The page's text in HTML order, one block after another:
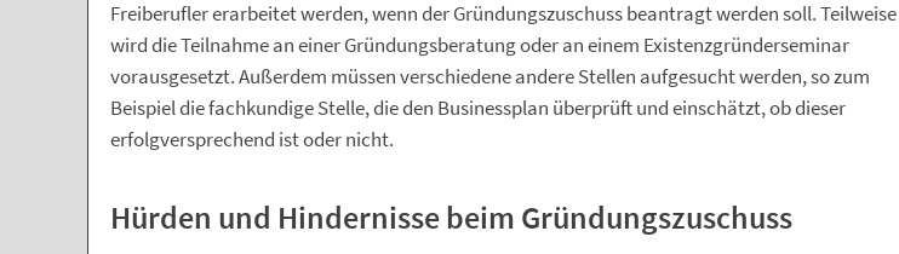
Freiberufler erarbeitet werden, wenn der Gründungszuschuss beantragt werden soll. Teilweise
wird die Teilnahme an einer Gründungsberatung oder an einem Existenzgründerseminar
vorausgesetzt. Außerdem müssen verschiedene andere Stellen aufgesucht werden, so zum
Beispiel die fachkundige Stelle, die den Businessplan überprüft und einschätzt, ob dieser
erfolgversprechend ist oder nicht.
Hürden und Hindernisse beim Gründungszuschuss